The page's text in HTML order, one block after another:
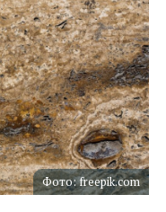
Фото: freepik.com